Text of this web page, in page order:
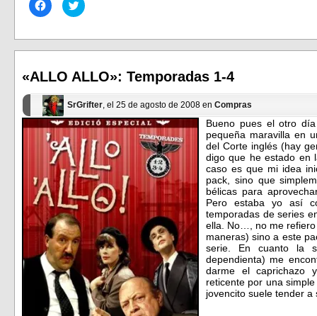
Haz
clic
en
(Se
en
una
nueva)
Haz
clic
en
(Se
en
una
nueva)
«ALLO ALLO»: Temporadas 1-4
SrGrifter, el 25 de agosto de 2008 en Compras
Bueno pues el otro
pequeña maravilla en
del Corte inglés (hay
digo que he estado en
caso es que mi idea
pack, sino que
bélicas para
Pero estaba yo así
temporadas de series
ella. No…, no me
maneras) sino a este
serie. En cuanto la
dependienta) me
darme el caprichazo
reticente por una
jovencito suele tender